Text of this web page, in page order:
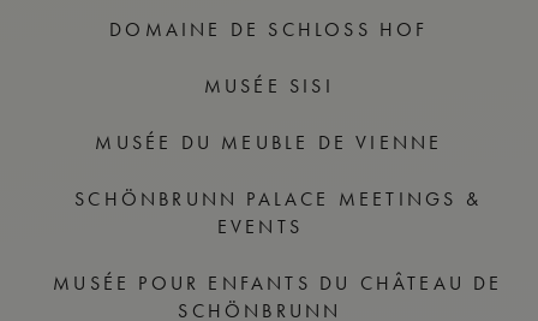
DOMAINE DE SCHLOSS HOF
MUSÉE SISI
MUSÉE DU MEUBLE DE VIENNE
SCHÖNBRUNN PALACE MEETINGS &
EVENTS
MUSÉE POUR ENFANTS DU CHÂTEAU DE
SCHÖNBRUNN